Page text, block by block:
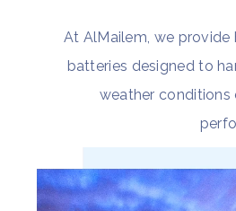
At AlMailem, we
batteries designed to
weather conditions